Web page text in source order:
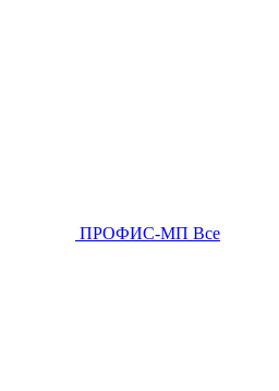
ПРОФИС-МП Все